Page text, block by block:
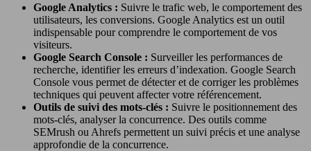
Google Analytics : Suivre le trafic web, le comportement des
utilisateurs, les conversions. Google Analytics est un outil
indispensable pour comprendre le comportement de vos
visiteurs.
Google Search Console : Surveiller les performances de
recherche, identifier les erreurs d’indexation. Google Search
Console vous permet de détecter et de corriger les problèmes
techniques qui peuvent affecter votre référencement.
Outils de suivi des mots-clés : Suivre le positionnement des
mots-clés, analyser la concurrence. Des outils comme
SEMrush ou Ahrefs permettent un suivi précis et une analyse
approfondie de la concurrence.